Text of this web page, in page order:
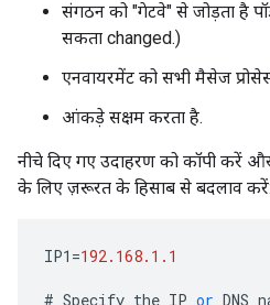
संगठन को "गेटवे" से जोड़ता है
सकता changed.)
एनवायरमेंट को सभी मैसेज
आंकड़े सक्षम करता है.
नीचे दिए गए उदाहरण को कॉपी करें
के लिए ज़रूरत के हिसाब से बदलाव करें:
IP1 =192.168.1.1
# Specify the IP or DNS